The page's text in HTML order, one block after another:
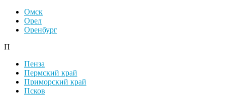
Омск
Орел
Оренбург
П
Пенза
Пермский край
Приморский край
Псков